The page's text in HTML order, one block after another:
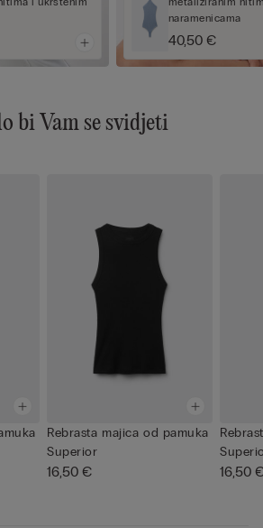
naramenicama
40,50 €
bi Vam se svidjeti
Rebrasta majica od pamuka
Superior
16,50 € 16,50